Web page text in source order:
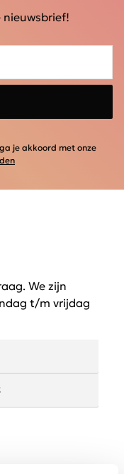
nieuwsbrief!
je akkoord met onze
We zijn
t/m vrijdag